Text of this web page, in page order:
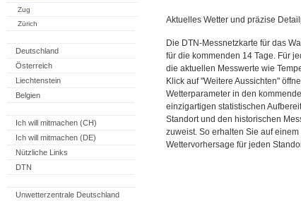
Zug
Zürich
Deutschland
Österreich
Liechtenstein
Belgien
Ich will mitmachen (CH)
Ich will mitmachen (DE)
Nützliche Links
DTN
Unwetterzentrale Deutschland
Aktuelles Wetter und präzise
Die DTN-Messnetzkarte für das
für die kommenden 14 Tage. Für
die aktuellen Messwerte wie
Klick auf "Weitere Aussichten"
Wetterparameter in den
einzigartigen statistischen
Standort und den historischen
zuweist. So erhalten Sie auf
Wettervorhersage für jeden